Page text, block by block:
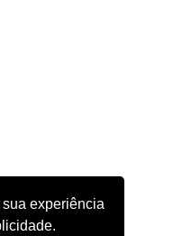
experiência